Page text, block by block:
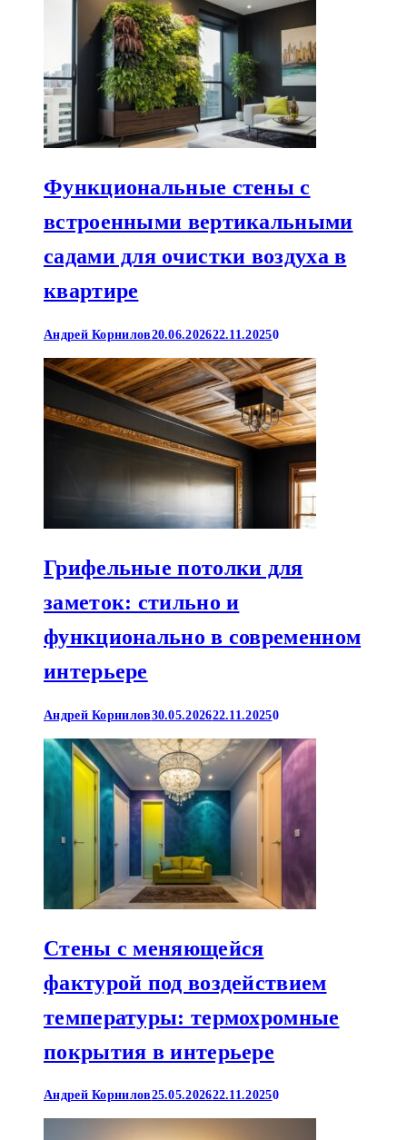
Функциональные стены с
встроенными вертикальными
садами для очистки воздуха в
квартире
Андрей Корнилов20.06.202622.11.20250
Грифельные потолки для
заметок: стильно и
функционально в современном
интерьере
Андрей Корнилов30.05.202622.11.20250
Стены с меняющейся
фактурой под воздействием
температуры: термохромные
покрытия в интерьере
Андрей Корнилов25.05.202622.11.20250